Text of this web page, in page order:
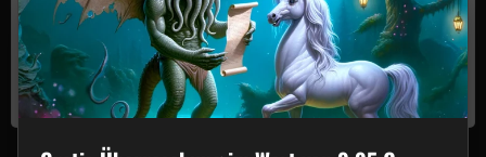
Tazza Nintendo Super Mario Retro TV con effetto termico
€17,37
In magazzino